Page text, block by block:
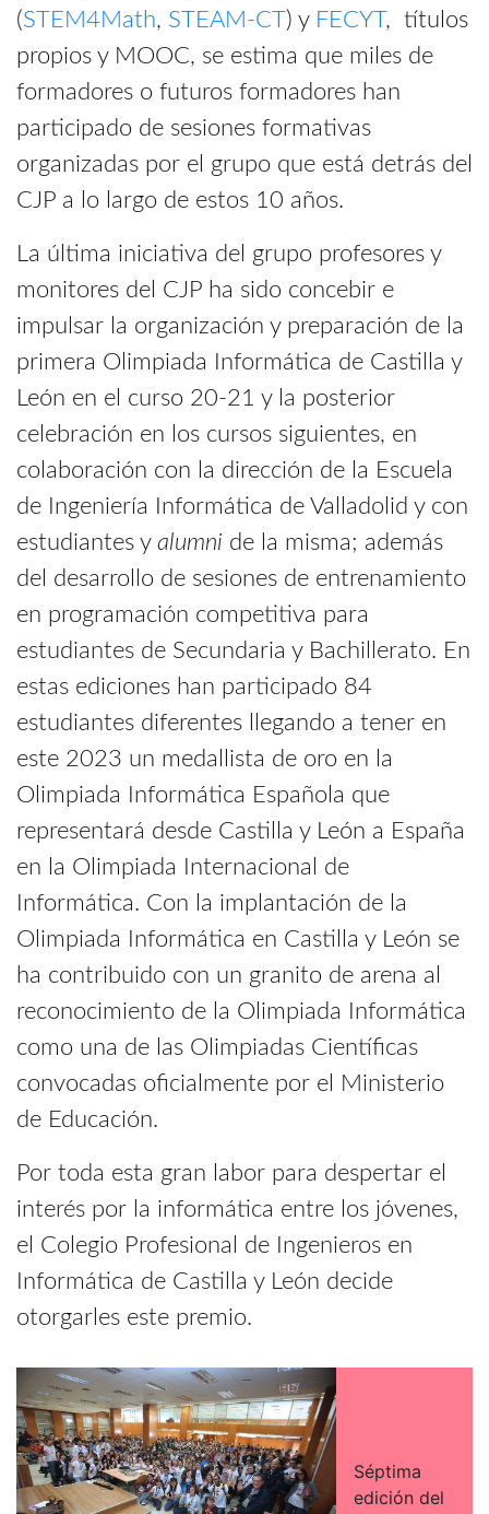
(STEM4Math, STEAM-CT) y FECYT, títulos
propios y MOOC, se estima que miles de
formadores o futuros formadores han
participado de sesiones formativas
organizadas por el grupo que está detrás del
CJP a lo largo de estos 10 años.
La última iniciativa del grupo profesores y
monitores del CJP ha sido concebir e
impulsar la organización y preparación de la
primera Olimpiada Informática de Castilla y
León en el curso 20-21 y la posterior
celebración en los cursos siguientes, en
colaboración con la dirección de la Escuela
de Ingeniería Informática de Valladolid y con
estudiantes y alumni de la misma; además
del desarrollo de sesiones de entrenamiento
en programación competitiva para
estudiantes de Secundaria y Bachillerato. En
estas ediciones han participado 84
estudiantes diferentes llegando a tener en
este 2023 un medallista de oro en la
Olimpiada Informática Española que
representará desde Castilla y León a España
en la Olimpiada Internacional de
Informática. Con la implantación de la
Olimpiada Informática en Castilla y León se
ha contribuido con un granito de arena al
reconocimiento de la Olimpiada Informática
como una de las Olimpiadas Científicas
convocadas oficialmente por el Ministerio
de Educación.
Por toda esta gran labor para despertar el
interés por la informática entre los jóvenes,
el Colegio Profesional de Ingenieros en
Informática de Castilla y León decide
otorgarles este premio.
Séptima
edición del